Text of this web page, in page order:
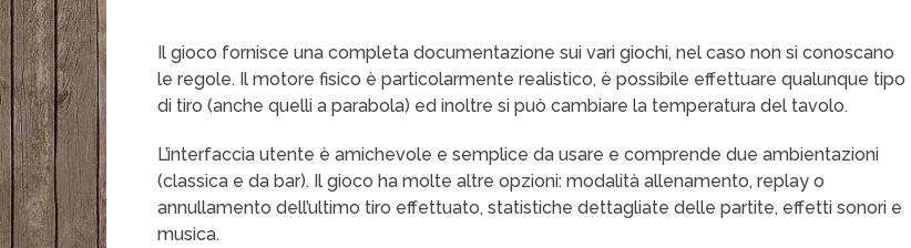
Il gioco fornisce una completa documentazione sui vari giochi, nel caso non si conoscano
le regole. Il motore fisico è particolarmente realistico, è possibile effettuare qualunque tipo
di tiro (anche quelli a parabola) ed inoltre si può cambiare la temperatura del tavolo.
L’interfaccia utente è amichevole e semplice da usare e comprende due ambientazioni
(classica e da bar). Il gioco ha molte altre opzioni: modalità allenamento, replay o
annullamento dell’ultimo tiro effettuato, statistiche dettagliate delle partite, effetti sonori e
musica.